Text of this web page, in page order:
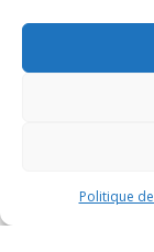
Politique